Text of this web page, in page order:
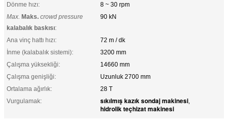
Dönme hızı:
8 ~ 30 rpm
Max. Maks. crowd pressure
kalabalık baskısı:
90 kN
Ana vinç hattı hızı:
72 m / dk
İnme (kalabalık sistemi):
3200 mm
Çalışma yüksekliği:
14660 mm
Çalışma genişliği:
Uzunluk 2700 mm
Ortalama ağırlık:
28 T
Vurgulamak:
sıkılmış kazık sondaj makinesi,
hidrolik teçhizat makinesi